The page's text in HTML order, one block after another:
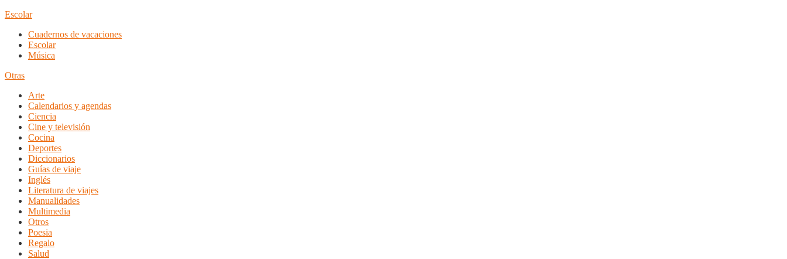
Escolar
Cuadernos de vacaciones
Escolar
Música
Otras
Arte
Calendarios y agendas
Ciencia
Cine y televisión
Cocina
Deportes
Diccionarios
Guías de viaje
Inglés
Literatura de viajes
Manualidades
Multimedia
Otros
Poesia
Regalo
Salud